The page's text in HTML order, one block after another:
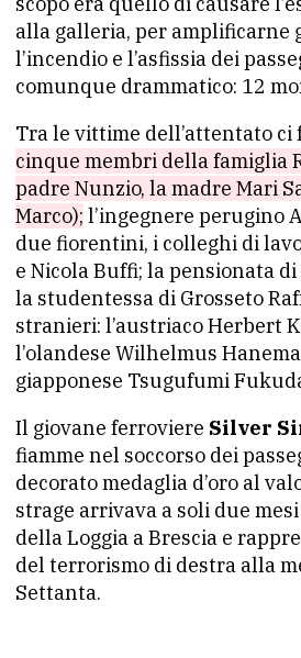
alla galleria, per amplificarne
l’incendio e l’asfissia dei
comunque drammatico: 12
Tra le vittime dell’attentato ci
cinque membri della famiglia
padre Nunzio, la madre Mari
Marco); l’ingegnere perugino
due fiorentini, i colleghi di
e Nicola Buffi; la pensionata di
la studentessa di Grosseto
stranieri: l’austriaco Herbert
l’olandese Wilhelmus
giapponese Tsugufumi
Il giovane ferroviere Silver
fiamme nel soccorso dei
decorato medaglia d’oro al
strage arrivava a soli due
della Loggia a Brescia e
del terrorismo di destra alla
Settanta.